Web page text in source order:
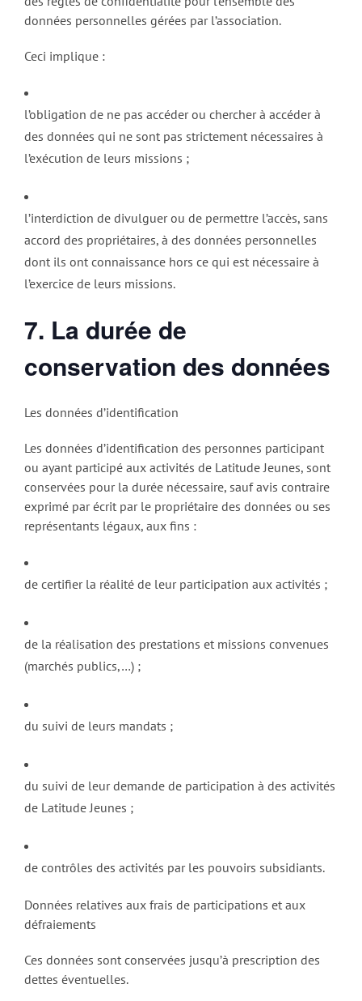
données personnelles gérées par l’association.
Ceci implique :
l’obligation de ne pas accéder ou chercher à accéder à
des données qui ne sont pas strictement nécessaires à
l’exécution de leurs missions ;
l’interdiction de divulguer ou de permettre l’accès, sans
accord des propriétaires, à des données personnelles
dont ils ont connaissance hors ce qui est nécessaire à
l’exercice de leurs missions.
7. La durée de
conservation des données
Les données d’identification
Les données d’identification des personnes participant
ou ayant participé aux activités de Latitude Jeunes, sont
conservées pour la durée nécessaire, sauf avis contraire
exprimé par écrit par le propriétaire des données ou ses
représentants légaux, aux fins :
de certifier la réalité de leur participation aux activités ;
de la réalisation des prestations et missions convenues
(marchés publics,…) ;
du suivi de leurs mandats ;
du suivi de leur demande de participation à des activités
de Latitude Jeunes ;
de contrôles des activités par les pouvoirs subsidiants.
Données relatives aux frais de participations et aux
défraiements
Ces données sont conservées jusqu’à prescription des
dettes éventuelles.